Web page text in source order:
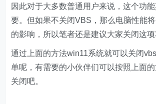
因此对于大多数普通用户来说，这个功
要。但如果不关闭VBS，那么电脑性能
的影响，所以笔者还是建议大家关闭这项
通过上面的方法win11系统就可以关闭
单呢，有需要的小伙伴们可以按照上面
关闭吧。